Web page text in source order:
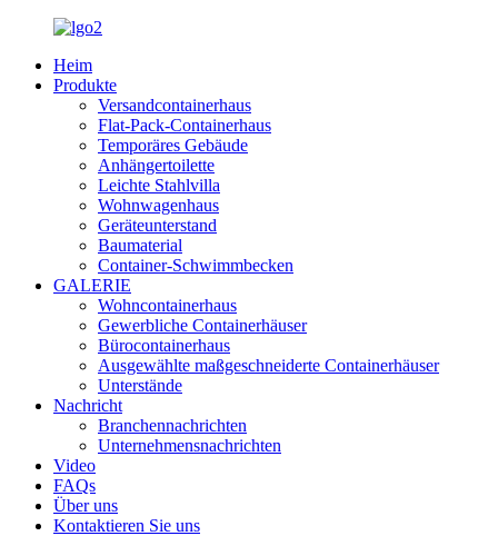
Heim
Produkte
Versandcontainerhaus
Flat-Pack-Containerhaus
Temporäres Gebäude
Anhängertoilette
Leichte Stahlvilla
Wohnwagenhaus
Geräteunterstand
Baumaterial
Container-Schwimmbecken
GALERIE
Wohncontainerhaus
Gewerbliche Containerhäuser
Bürocontainerhaus
Ausgewählte maßgeschneiderte Containerhäuser
Unterstände
Nachricht
Branchennachrichten
Unternehmensnachrichten
Video
FAQs
Über uns
Kontaktieren Sie uns